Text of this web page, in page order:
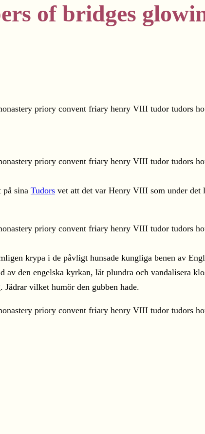
of bridges
på sina Tudors vet att det var Henry VIII som under det
krypa i de påvligt hunsade kungliga benen av
den engelska kyrkan, lät plundra och vandalisera
Jädrar vilket humör den gubben hade.